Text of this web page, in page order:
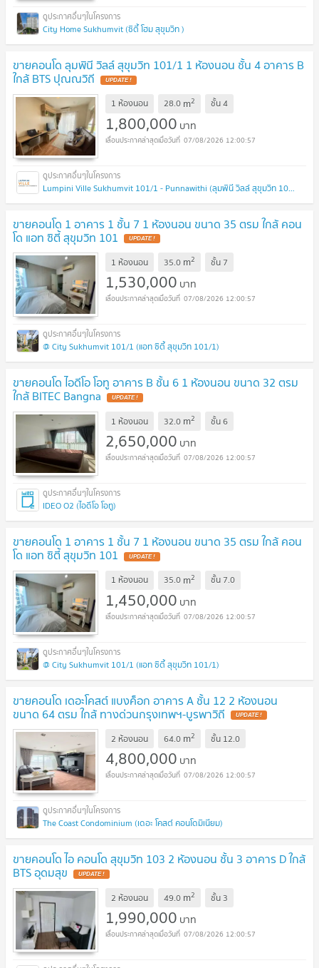
City Home Sukhumvit (ซิตี้ โฮม สุขุมวิท )
ขายคอนโด ลุมพินี วิลล์ สุขุมวิท 101/1 1 ห้องนอน ชั้น 4 อาคาร B
ใกล้ BTS ปุณณวิถี UPDATE !
1 ห้องนอน 28.0 m2 ชั้น4
1,800,000 บาท
07/08/2026 12:00:57
Lumpini Ville Sukhumvit 101/1 - Punnawithi (ลุมพินี วิลล์ สุขุมวิท 101/1 - ปุณณวิถี)
ขายคอนโด 1 อาคาร 1 ชั้น 7 1 ห้องนอน ขนาด 35 ตรม ใกล้ คอน
โด แอท ซิตี้ สุขุมวิท 101 UPDATE !
1 ห้องนอน 35.0 m2 ชั้น 7
1,530,000 บาท
07/08/2026 12:00:57
@ City Sukhumvit 101/1 (แอท ซิตี้ สุขุมวิท 101/1)
ขายคอนโด ไอดีโอ โอทู อาคาร B ชั้น 6 1 ห้องนอน ขนาด 32 ตรม
ใกล้ BITEC Bangna UPDATE !
1 ห้องนอน 32.0 m2 ชั้น6
2,650,000 บาท
07/08/2026 12:00:57
IDEO O2 (ไอดีโอ โอทู)
ขายคอนโด 1 อาคาร 1 ชั้น 7 1 ห้องนอน ขนาด 35 ตรม ใกล้ คอน
โด แอท ซิตี้ สุขุมวิท 101 UPDATE !
1 ห้องนอน 35.0 m2 ชั้น 7.0
1,450,000 บาท
07/08/2026 12:00:57
@ City Sukhumvit 101/1 (แอท ซิตี้ สุขุมวิท 101/1)
ขายคอนโด เดอะโคสต์ แบงค็อก อาคาร A ชั้น 12 2 ห้องนอน
ขนาด 64 ตรม ใกล้ ทางด่วนกรุงเทพฯ-บูรพาวิถี UPDATE !
2 ห้องนอน 64.0 m2 ชั้น 12.0
4,800,000 บาท
07/08/2026 12:00:57
The Coast Condominium (เดอะ โคสต์ คอนโดมิเนียม)
ขายคอนโด ไอ คอนโด สุขุมวิท 103 2 ห้องนอน ชั้น 3 อาคาร D ใกล้
BTS อุดมสุข UPDATE !
2 ห้องนอน 49.0 m2 ชั้น 3
1,990,000 บาท
07/08/2026 12:00:57